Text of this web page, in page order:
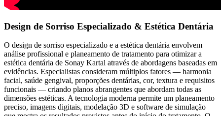
Design de Sorriso Especializado & Estética Dentária
O design de sorriso especializado e a estética dentária envolvem
análise profissional e planeamento de tratamento para otimizar a
estética dentária de Sonay Kartal através de abordagens baseadas em
evidências. Especialistas consideram múltiplos fatores — harmonia
facial, saúde gengival, proporções dentárias, cor, textura e requisitos
funcionais — criando planos abrangentes que abordam todas as
dimensões estéticas. A tecnologia moderna permite um planeamento
preciso, imagens digitais, modelação 3D e software de simulação